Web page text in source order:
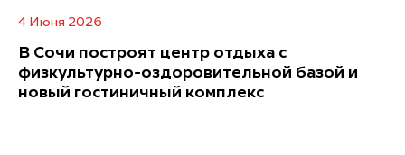
4 Июня 2026
В Сочи построят центр отдыха с
физкультурно-оздоровительной базой и
новый гостиничный комплекс